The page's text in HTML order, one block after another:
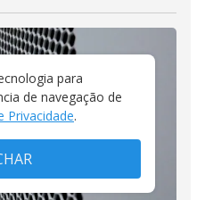
para
de navegação de
Privacidade.